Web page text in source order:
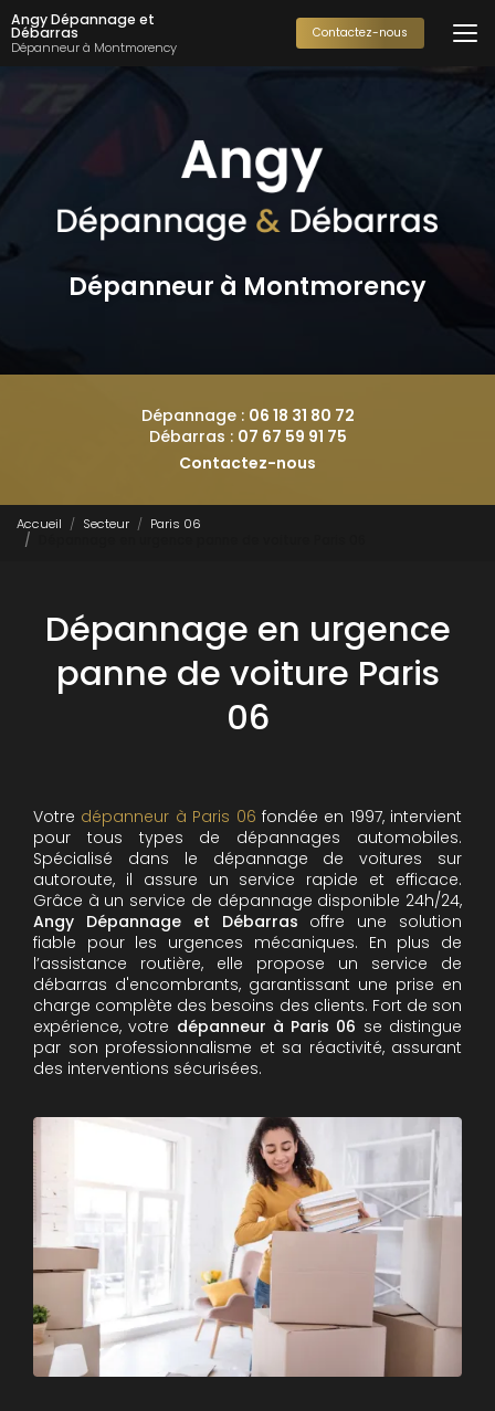
Aller
au
contenu
Angy Dépannage et
Débarras
Dépanneur à Montmorency
Contactez-nous
Dépanneur à Montmorency
Dépannage : 06 18 31 80 72
Débarras : 07 67 59 91 75
Contactez-nous
Accueil Secteur
Paris 06
Dépannage en urgence
panne de voiture Paris
06
Votre dépanneur à Paris 06 fondée en 1997, intervient
pour tous types de dépannages automobiles.
Spécialisé dans le dépannage de voitures sur
autoroute, il assure un service rapide et efficace.
Grâce à un service de dépannage disponible 24h/24,
Angy Dépannage et Débarras offre une solution
fiable pour les urgences mécaniques. En plus de
l’assistance routière, elle propose un service de
débarras d'encombrants, garantissant une prise en
charge complète des besoins des clients. Fort de son
expérience, votre dépanneur à Paris 06 se distingue
par son professionnalisme et sa réactivité, assurant
des interventions sécurisées.